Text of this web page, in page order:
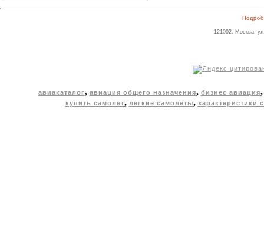
121002, Москва,
авиакаталог, авиация общего назначения, бизнес авиация
купить самолет, легкие самолеты, характеристики